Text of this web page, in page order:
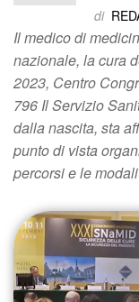
di
Il medico di
nazionale, la cura
2023, Centro
796 Il Servizio
dalla nascita, sta
punto di vista
percorsi e le